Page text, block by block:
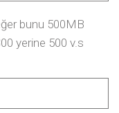
bunu 500MB
yerine 500 v.s